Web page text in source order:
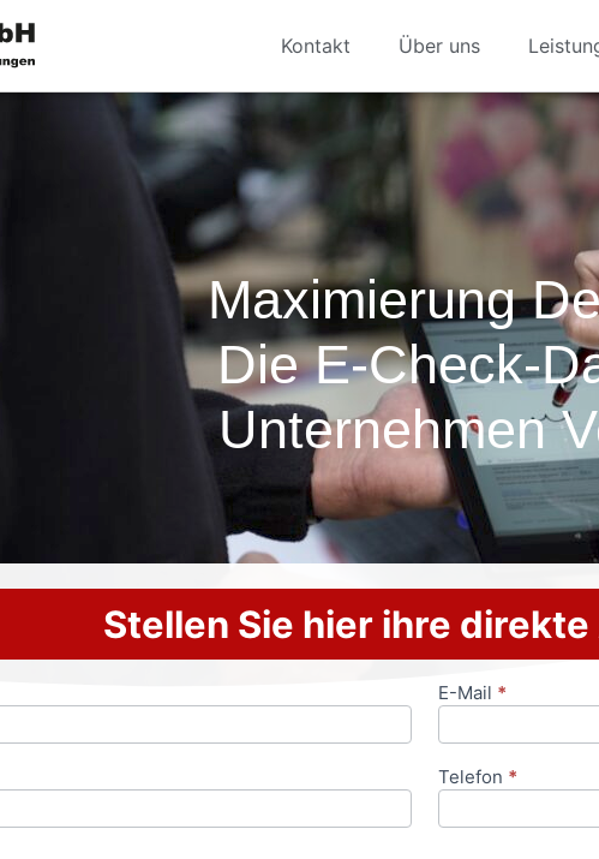
Kontakt Über uns
Maximierung
Die E-Check-
Unternehmen
Stellen Sie hier ihre
E-Mail *
Telefon *